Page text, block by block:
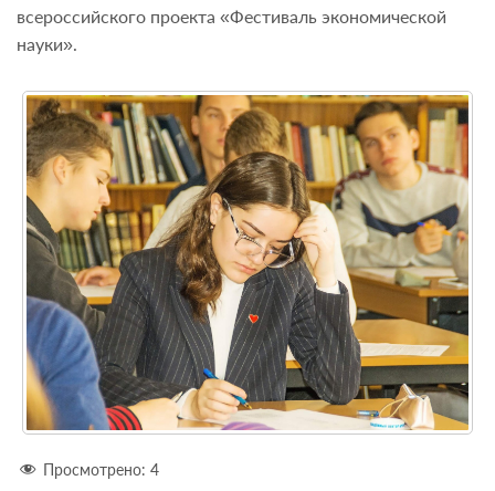
всероссийского проекта «Фестиваль экономической
науки».
Просмотрено: 4